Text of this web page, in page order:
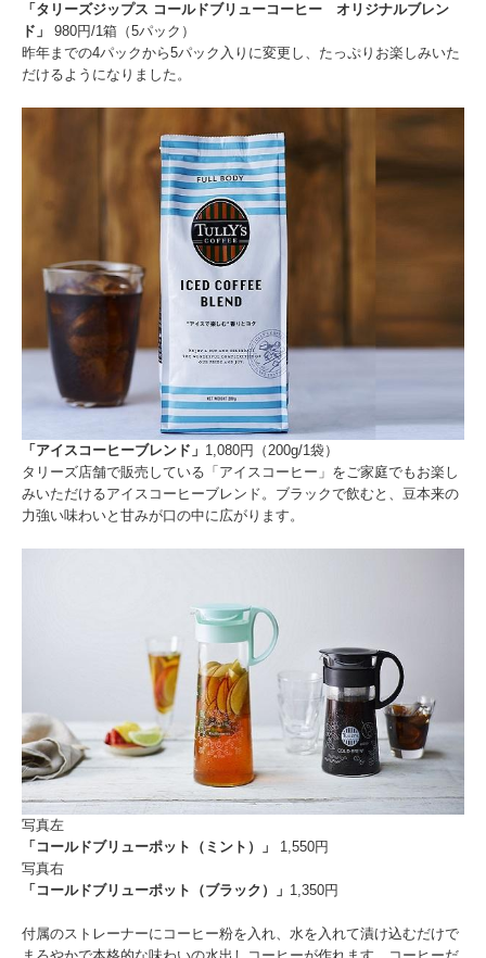
「タリーズジップス コールドブリューコーヒー オリジナルブレン
ド」 980円/1箱（5パック）
昨年までの4パックから5パック入りに変更し、たっぷりお楽しみいた
だけるようになりました。
「アイスコーヒーブレンド」 1,080円（200g/1袋）
タリーズ店舗で販売している「アイスコーヒー」をご家庭でもお楽し
みいただけるアイスコーヒーブレンド。ブラックで飲むと、豆本来の
力強い味わいと甘みが口の中に広がります。
写真左
「コールドブリューポット（ミント）」 1,550円
写真右
「コールドブリューポット（ブラック）」 1,350円
付属のストレーナーにコーヒー粉を入れ、水を入れて漬け込むだけで